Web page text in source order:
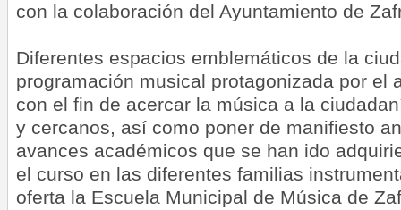
con la colaboración del Ayuntamiento de
Diferentes espacios emblemáticos de la
programación musical protagonizada por el
con el fin de acercar la música a la
y cercanos, así como poner de manifiesto
avances académicos que se han ido
el curso en las diferentes familias
oferta la Escuela Municipal de Música de